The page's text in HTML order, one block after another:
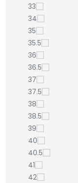
33
34
35
35.5
36
36.5
37
37.5
38
38.5
39
40
40.5
41
42